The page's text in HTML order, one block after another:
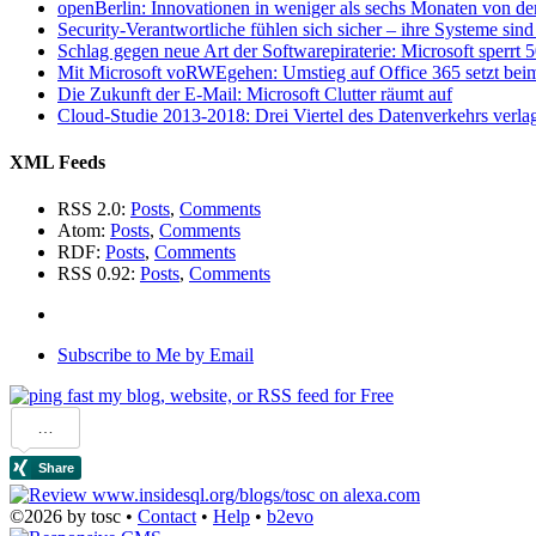
openBerlin: Innovationen in weniger als sechs Monaten von
Security-Verantwortliche fühlen sich sicher – ihre Systeme
Schlag gegen neue Art der Softwarepiraterie: Microsoft sperrt
Mit Microsoft voRWEgehen: Umstieg auf Office 365 setzt
Die Zukunft der E-Mail: Microsoft Clutter räumt auf
Cloud-Studie 2013-2018: Drei Viertel des Datenverkehrs
XML Feeds
RSS 2.0: Posts, Comments
Atom: Posts, Comments
RDF: Posts, Comments
RSS 0.92: Posts, Comments
Subscribe to Me by Email
©2026 by tosc • Contact • Help • b2evo